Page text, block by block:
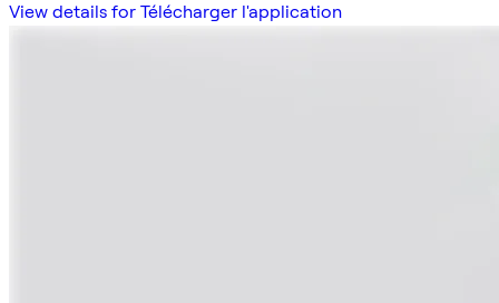
View details for Télécharger l'application